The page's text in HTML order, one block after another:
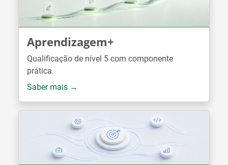
Aprendizagem+
Qualificação de nível 5 com componente
prática.
Saber mais →